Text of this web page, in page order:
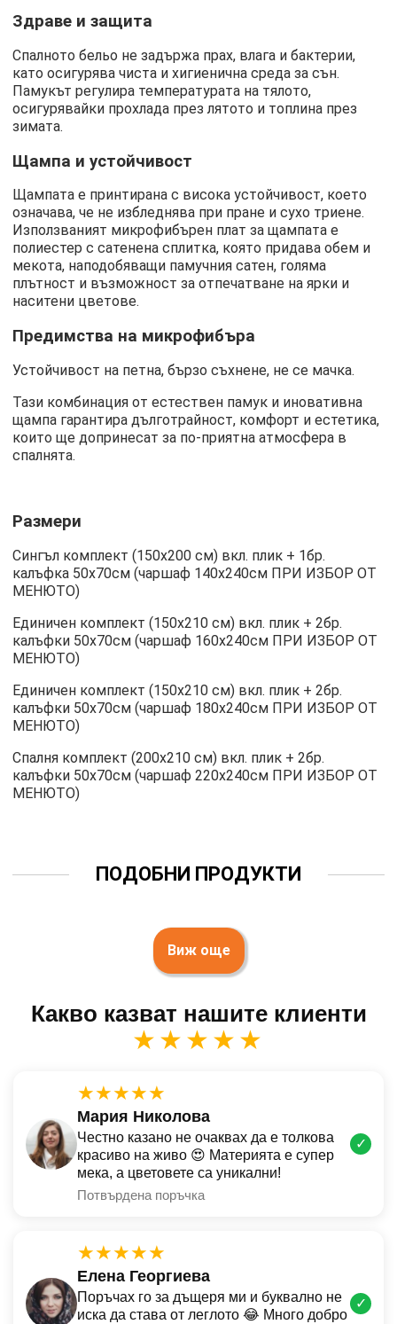
Здраве и защита
Спалното бельо не задържа прах, влага и бактерии,
като осигурява чиста и хигиенична среда за сън.
Памукът регулира температурата на тялото,
осигурявайки прохлада през лятото и топлина през
зимата.
Щампа и устойчивост
Щампата е принтирана с висока устойчивост, което
означава, че не избледнява при пране и сухо триене.
Използваният микрофибърен плат за щампата е
полиестер с сатенена сплитка, която придава обем и
мекота, наподобяващи памучния сатен, голяма
плътност и възможност за отпечатване на ярки и
наситени цветове.
Предимства на микрофибъра
Устойчивост на петна, бързо съхнене, не се мачка.
Тази комбинация от естествен памук и иновативна
щампа гарантира дълготрайност, комфорт и естетика,
които ще допринесат за по-приятна атмосфера в
спалнята.
Размери
Сингъл комплект (150х200 см) вкл. плик + 1бр.
калъфка 50х70см (чаршаф 140х240см ПРИ ИЗБОР ОТ
МЕНЮТО)
Единичен комплект (150х210 см) вкл. плик + 2бр.
калъфки 50х70см (чаршаф 160х240см ПРИ ИЗБОР ОТ
МЕНЮТО)
Единичен комплект (150х210 см) вкл. плик + 2бр.
калъфки 50х70см (чаршаф 180х240см ПРИ ИЗБОР ОТ
МЕНЮТО)
Спалня комплект (200х210 см) вкл. плик + 2бр.
калъфки 50х70см (чаршаф 220х240см ПРИ ИЗБОР ОТ
МЕНЮТО)
ПОДОБНИ ПРОДУКТИ
Виж още
Какво казват нашите клиенти
★★★★★
★★★★★
Мария Николова
Честно казано не очаквах да е толкова
красиво на живо 😍 Материята е супер
мека, а цветовете са уникални!
Потвърдена поръчка
✓
★★★★★
Елена Георгиева
Поръчах го за дъщеря ми и буквално не
иска да става от леглото 😂 Много добро
✓